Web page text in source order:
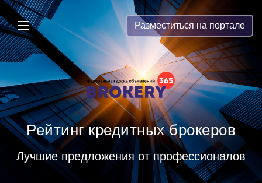
Brokery365 - Рейтинг кредитных
Разместиться на портале
Рейтинг кредитных брокеров
Лучшие предложения от профессионалов